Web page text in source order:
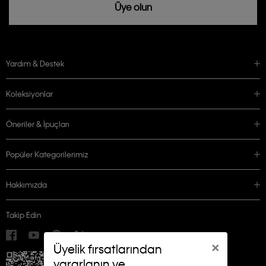
×
Üyelik fırsatlarından
Üye olun
Yardım & Destek
Koleksiyonlar
Öneriler & İpuçları
Popüler Kategorilerimiz
Hakkımızda
Takip Edin